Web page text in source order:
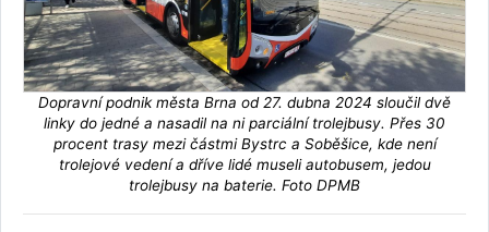
Dopravní podnik města Brna od 27. dubna 2024 sloučil dvě
linky do jedné a nasadil na ni parciální trolejbusy. Přes 30
procent trasy mezi částmi Bystrc a Soběšice, kde není
trolejové vedení a dříve lidé museli autobusem, jedou
trolejbusy na baterie. Foto DPMB